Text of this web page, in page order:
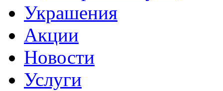
Украшения
Акции
Новости
Услуги